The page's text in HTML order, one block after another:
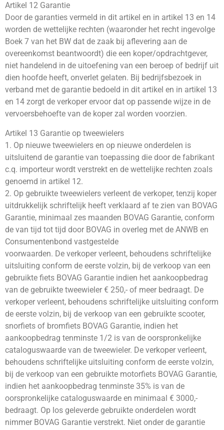
Artikel 12 Garantie
Door de garanties vermeld in dit artikel en in artikel 13 en 14
worden de wettelijke rechten (waaronder het recht ingevolge
Boek 7 van het BW dat de zaak bij aflevering aan de
overeenkomst beantwoordt) die een koper/opdrachtgever,
niet handelend in de uitoefening van een beroep of bedrijf uit
dien hoofde heeft, onverlet gelaten. Bij bedrijfsbezoek in
verband met de garantie bedoeld in dit artikel en in artikel 13
en 14 zorgt de verkoper ervoor dat op passende wijze in de
vervoersbehoefte van de koper zal worden voorzien.
Artikel 13 Garantie op tweewielers
1. Op nieuwe tweewielers en op nieuwe onderdelen is
uitsluitend de garantie van toepassing die door de fabrikant
c.q. importeur wordt verstrekt en de wettelijke rechten zoals
genoemd in artikel 12.
2. Op gebruikte tweewielers verleent de verkoper, tenzij koper
uitdrukkelijk schriftelijk heeft verklaard af te zien van BOVAG
Garantie, minimaal zes maanden BOVAG Garantie, conform
de van tijd tot tijd door BOVAG in overleg met de ANWB en
Consumentenbond vastgestelde
voorwaarden. De verkoper verleent, behoudens schriftelijke
uitsluiting conform de eerste volzin, bij de verkoop van een
gebruikte fiets BOVAG Garantie indien het aankoopbedrag
van de gebruikte tweewieler € 250,- of meer bedraagt. De
verkoper verleent, behoudens schriftelijke uitsluiting conform
de eerste volzin, bij de verkoop van een gebruikte scooter,
snorfiets of bromfiets BOVAG Garantie, indien het
aankoopbedrag tenminste 1/2 is van de oorspronkelijke
cataloguswaarde van de tweewieler. De verkoper verleent,
behoudens schriftelijke uitsluiting conform de eerste volzin,
bij de verkoop van een gebruikte motorfiets BOVAG Garantie,
indien het aankoopbedrag tenminste 35% is van de
oorspronkelijke cataloguswaarde en minimaal € 3000,-
bedraagt. Op los geleverde gebruikte onderdelen wordt
nimmer BOVAG Garantie verstrekt. Niet onder de garantie